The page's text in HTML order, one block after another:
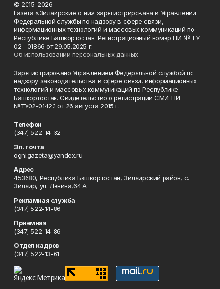
© 2015-2026
Газета «Зилаирские огни» зарегистрирована в Управлении
Федеральной службы по надзору в сфере связи,
информационных технологий и массовых коммуникаций по
Республике Башкортостан. Регистрационный номер ПИ № ТУ
02 - 01866 от 29.05.2025 г.
Об использовании персональных данных
Зарегистрировано Управлением Федеральной службой по
надзору законодательства в сфере связи, информационных
технологий и массовых коммуникаций по Республике
Башкортостан. Свидетельство о регистрации СМИ: ПИ
№ТУ02-01423 от 26 августа 2015 г.
Телефон
(347) 522-14-32
Эл. почта
ogni.gazeta@yandex.ru
Адрес
453680, Республика Башкортостан, Зилаирский район, с.
Зилаир, ул. Ленина,64 А
Рекламная служба
(347) 522-14-86
Приемная
(347) 522-14-86
Отдел кадров
(347) 522-13-61